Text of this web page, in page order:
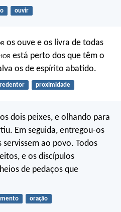
ouvir
os ouve e os livra de todas
está perto dos que têm o
os de espírito abatido.
redentor proximidade
dois peixes, e olhando para
Em seguida, entregou-os
ao povo. Todos
e os discípulos
de pedaços que
oração